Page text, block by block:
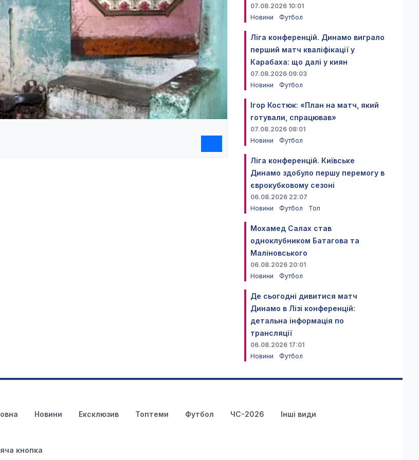
07.08.2026 10:01
Новини
Футбол
Ліга конференцій. Динамо виграло
перший матч кваліфікації у
Карабаха: що далі у киян
07.08.2026 09:03
Новини
Футбол
Ігор Костюк: «План на матч, який
готували, спрацював»
07.08.2026 08:01
Новини
Футбол
Ліга конференцій. Київське
Динамо здобуло першу перемогу в
єврокубковому сезоні
06.08.2026 22:07
Новини
Футбол Топ
Мохамед Салах став
одноклубником Батагова та
Маліновського
06.08.2026 20:01
Новини
Футбол
Де сьогодні дивитися матч
Динамо в Лізі конференцій:
детальна інформація по
трансляції
06.08.2026 17:01
Новини
Футбол
Новини Ексклюзив Топтеми Футбол ЧС-2026 Інші види
кнопка